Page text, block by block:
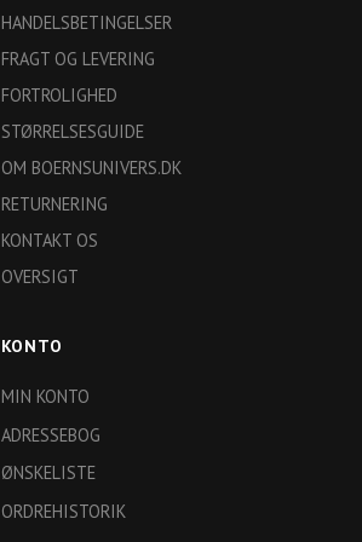
HANDELSBETINGELSER
FRAGT OG LEVERING
FORTROLIGHED
STØRRELSESGUIDE
OM BOERNSUNIVERS.DK
RETURNERING
KONTAKT OS
OVERSIGT
KONTO
MIN KONTO
ADRESSEBOG
ØNSKELISTE
ORDREHISTORIK